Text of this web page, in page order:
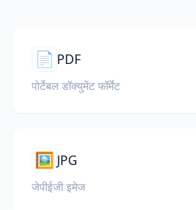
📄 PDF
पोर्टेबल डॉक्युमेंट फॉर्मेट
🖼️ JPG
जेपीईजी इमेज